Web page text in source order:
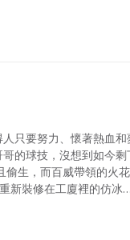
只要努力、懷著熱血和
的球技，沒想到如今剩
偷生，而百威帶領的火
新裝修在工廈裡的仿冰